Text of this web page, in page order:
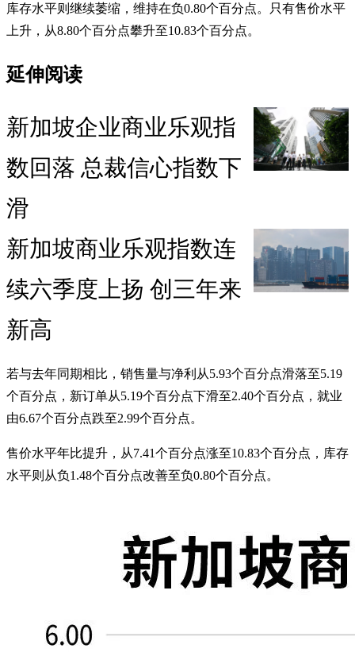
库存水平则继续萎缩，维持在负0.80个百分点。只有售价水平
上升，从8.80个百分点攀升至10.83个百分点。
延伸阅读
新加坡企业商业乐观指
数回落 总裁信心指数下
滑
新加坡商业乐观指数连
续六季度上扬 创三年来
新高
若与去年同期相比，销售量与净利从5.93个百分点滑落至5.19
个百分点，新订单从5.19个百分点下滑至2.40个百分点，就业
由6.67个百分点跌至2.99个百分点。
售价水平年比提升，从7.41个百分点涨至10.83个百分点，库存
水平则从负1.48个百分点改善至负0.80个百分点。